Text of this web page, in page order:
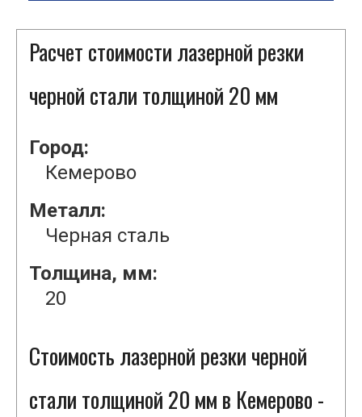
Расчет стоимости лазерной резки
черной стали толщиной 20 мм
Город:
Кемерово
Металл:
Черная сталь
Толщина, мм:
20
Стоимость лазерной резки черной
стали толщиной 20 мм в Кемерово -